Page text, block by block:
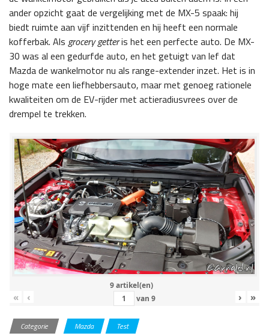
ander opzicht gaat de vergelijking met de MX-5 spaak: hij
biedt ruimte aan vijf inzittenden en hij heeft een normale
kofferbak. Als grocery getteris het een perfecte auto. De MX-
30 was al een gedurfde auto, en het getuigt van lef dat
Mazda de wankelmotor nu als range-extender inzet. Het is in
hoge mate een liefhebbersauto, maar met genoeg rationele
kwaliteiten om de EV-rijder met actieradiusvrees over de
drempel te trekken.
9 artikel(en)
« ‹ van 9 › »
Categorie Mazda Test